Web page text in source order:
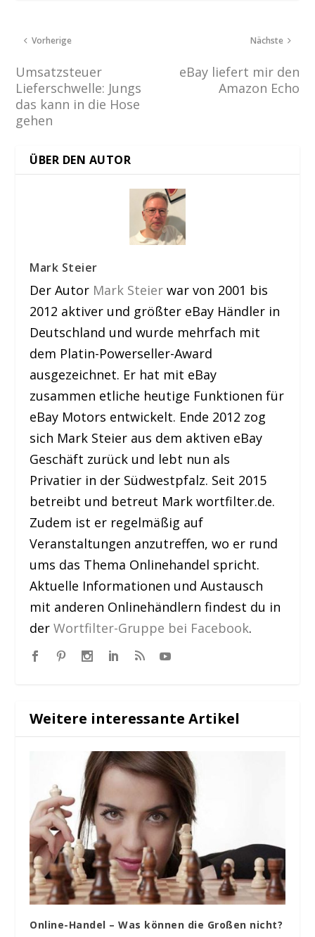
Vorherige
Umsatzsteuer
Lieferschwelle: Jungs
das kann in die Hose
gehen
Nächste
eBay liefert mir den
Amazon Echo
ÜBER DEN AUTOR
Mark Steier
Der Autor Mark Steier war von 2001 bis
2012 aktiver und größter eBay Händler in
Deutschland und wurde mehrfach mit
dem Platin-Powerseller-Award
ausgezeichnet. Er hat mit eBay
zusammen etliche heutige Funktionen für
eBay Motors entwickelt. Ende 2012 zog
sich Mark Steier aus dem aktiven eBay
Geschäft zurück und lebt nun als
Privatier in der Südwestpfalz. Seit 2015
betreibt und betreut Mark wortfilter.de.
Zudem ist er regelmäßig auf
Veranstaltungen anzutreffen, wo er rund
ums das Thema Onlinehandel spricht.
Aktuelle Informationen und Austausch
mit anderen Onlinehändlern findest du in
derWortfilter-Gruppe bei Facebook.
Weitere interessante Artikel
Online-Handel – Was können die Großen nicht?